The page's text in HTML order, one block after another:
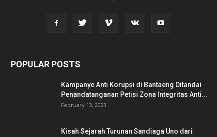
POPULAR POSTS
Kampanye Anti Korupsi di Bantaeng Ditandai
Penandatanganan Petisi Zona Integritas Anti...
February 13, 2023
Kisah Sejarah Turunan Sandiaga Uno dari